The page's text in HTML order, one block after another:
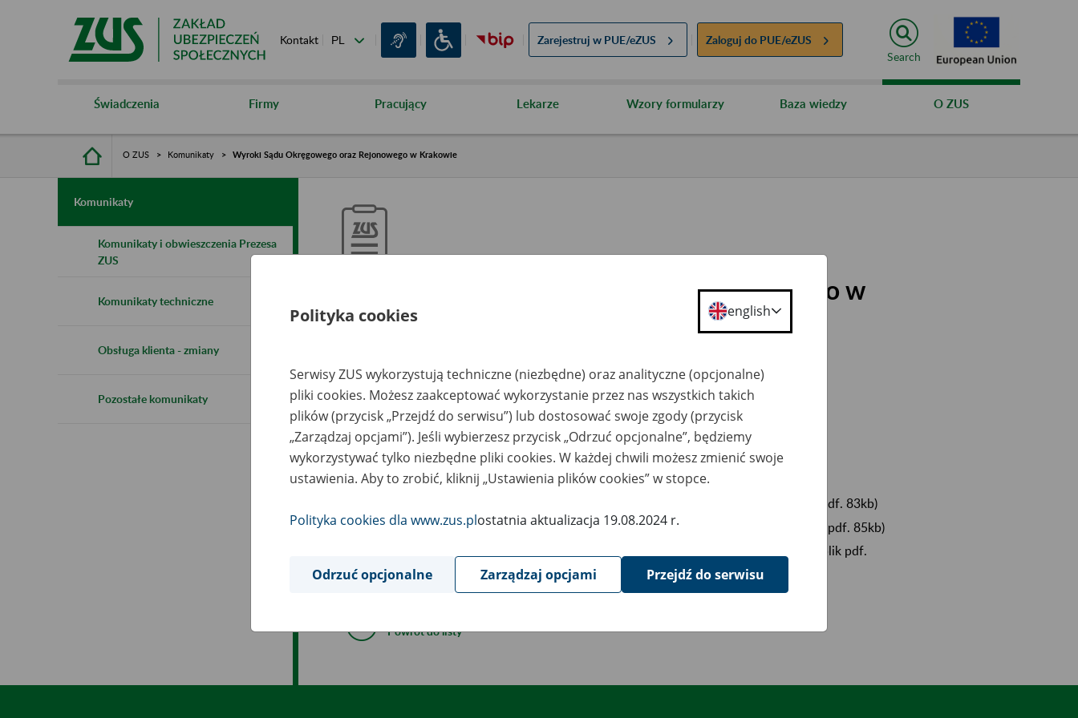
Kontakt Zarejestruj w PUE/eZUS Zaloguj do PUE/eZUS
Search
Świadczenia Firmy Pracujący Lekarze Wzory formularzy Baza wiedzy O ZUS
O ZUS Komunikaty Wyroki Sądu Okręgowego oraz Rejonowego w Krakowie
Komunikaty
Komunikaty i obwieszczenia Prezesa
ZUS
Komunikaty techniczne
Obsługa klienta - zmiany
Pozostałe komunikaty
Wyroki Sądu Okręgowego oraz Rejonowego w
Krakowie
12 July
Wyrok Sądu Okręgowego w Krakowiez 22 lutego 2019 r. (plik pdf. 81kb)
(plik pdf. 83kb)
Wyrok Sądu Rejonowego dla Krakowa-Śródmieścia,w sprawie Jerzego Podoby
(plik pdf. 85kb)
(plik pdf.
91kb)
Powrót do listy
Polityka cookies english
Serwisy ZUS wykorzystują techniczne (niezbędne) oraz analityczne (opcjonalne)
pliki cookies. Możesz zaakceptować wykorzystanie przez nas wszystkich takich
plików (przycisk „Przejdź do serwisu”) lub dostosować swoje zgody (przycisk
„Zarządzaj opcjami”). Jeśli wybierzesz przycisk „Odrzuć opcjonalne”, będziemy
wykorzystywać tylko niezbędne pliki cookies. W każdej chwili możesz zmienić swoje
ustawienia. Aby to zrobić, kliknij „Ustawienia plików cookies” w stopce.
Polityka cookies dla www.zus.plostatnia aktualizacja 19.08.2024 r.
Odrzuć opcjonalne Zarządzaj opcjami Przejdź do serwisu